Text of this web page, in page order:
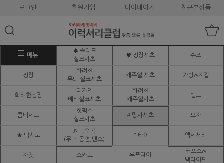
로그인 회원가입 마이페이지 최근본상품
메뉴
♠ 솔리드
실크셔츠
♥ 정장셔츠 슈즈
정장
화려한
무늬 실크셔츠
캐주얼 셔츠 가방&지갑
화려한정장
디자인
배색실크셔츠
화려한
캐주얼셔츠
벨트
콤비세트
핫픽스
실크셔츠
# 망사셔츠 모자
★ 턱시도
♬ 특수복
(무대.공연,댄스)
넥타이 액세서리
자켓 스카프 루프타이
커프스&
넥타이핀